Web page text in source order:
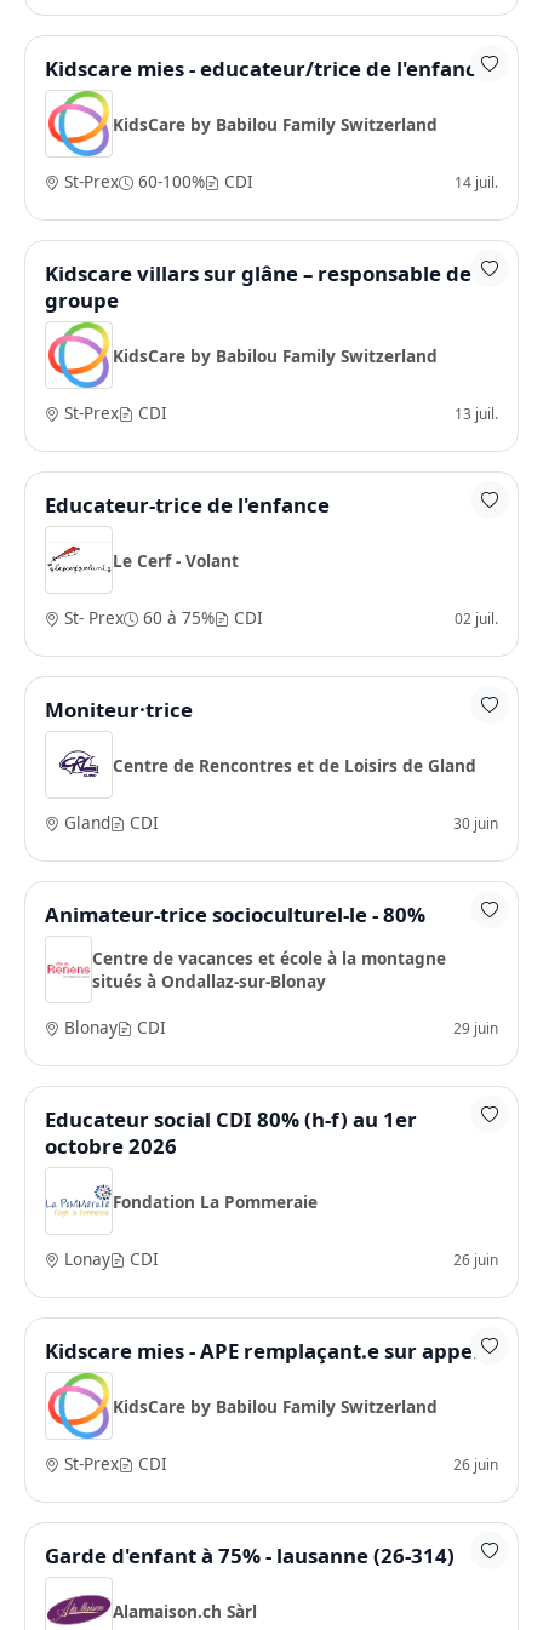
Kidscare mies - educateur/trice de l'enfance
KidsCare by Babilou Family Switzerland
St-Prex 60-100% CDI 14 juil.
Kidscare villars sur glâne – responsable de
groupe
KidsCare by Babilou Family Switzerland
St-Prex CDI 13 juil.
Educateur-trice de l'enfance
Le Cerf - Volant
St- Prex 60 à 75% CDI 02 juil.
Moniteur·trice
Centre de Rencontres et de Loisirs de Gland
Gland CDI 30 juin
Animateur-trice socioculturel-le - 80%
Centre de vacances et école à la montagne
situés à Ondallaz-sur-Blonay
Blonay
CDI 29 juin
Educateur social CDI 80% (h-f) au 1er
octobre 2026
Fondation La Pommeraie
Lonay CDI 26 juin
Kidscare mies - APE remplaçant.e sur appel
KidsCare by Babilou Family Switzerland
St-Prex CDI 26 juin
Garde d'enfant à 75% - lausanne (26-314)
Alamaison.ch Sàrl